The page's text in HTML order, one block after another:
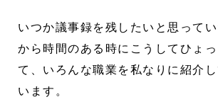
いつか議事録を残したいと思って
から時間のある時にこうしてひょ
て、いろんな職業を私なりに紹介
います。